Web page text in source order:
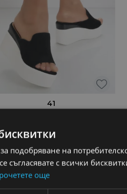
41
от органична кожа
17,15
33,54 лв. лв.
подобряване на
съгласявате с всички
още